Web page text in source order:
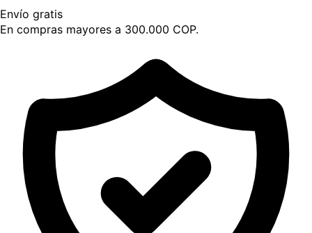
Envío gratis
En compras mayores a 300.000 COP.